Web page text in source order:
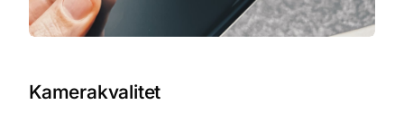
Kamerakvalitet